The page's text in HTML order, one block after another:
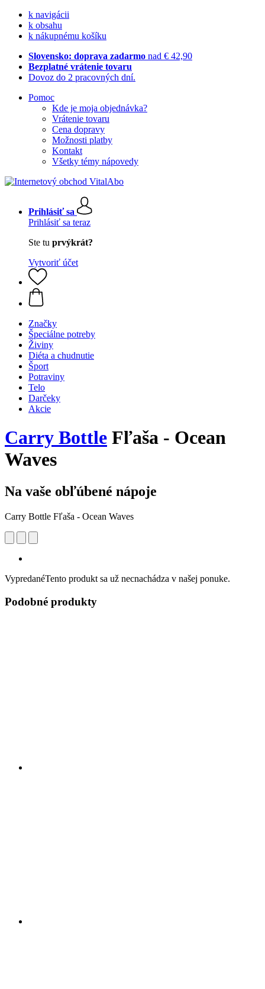
k navigácii
k obsahu
k nákupnému košíku
Slovensko: doprava zadarmo nad € 42,90
Bezplatné vrátenie tovaru
Dovoz do 2 pracovných dní.
Pomoc
Kde je moja objednávka?
Vrátenie tovaru
Cena dopravy
Možnosti platby
Kontakt
Všetky témy nápovedy
Prihlásiť sa
Prihlásiť sa teraz
Ste tu prvýkrát?
Vytvoriť účet
Značky
Špeciálne potreby
Živiny
Diéta a chudnutie
Šport
Potraviny
Telo
Darčeky
Akcie
Carry Bottle Fľaša - Ocean
Waves
Na vaše obľúbené nápoje
Carry Bottle Fľaša - Ocean Waves
VypredanéTento produkt sa už necnachádza v našej ponuke.
Podobné produkty